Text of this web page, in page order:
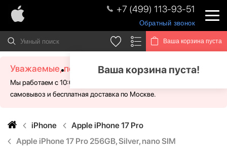
+7 (499) 113-93-51
Обратный звонок
Ваша корзина пуста
Ваша корзина пуста!
Уважаемые, посетители!
Мы работаем с 10:00 - 21:00 без выходных. Для Вас доступен
самовывоз и бесплатная доставка по Москве.
iPhone
Apple iPhone 17 Pro
Apple iPhone 17 Pro 256GB, Silver, nano SIM